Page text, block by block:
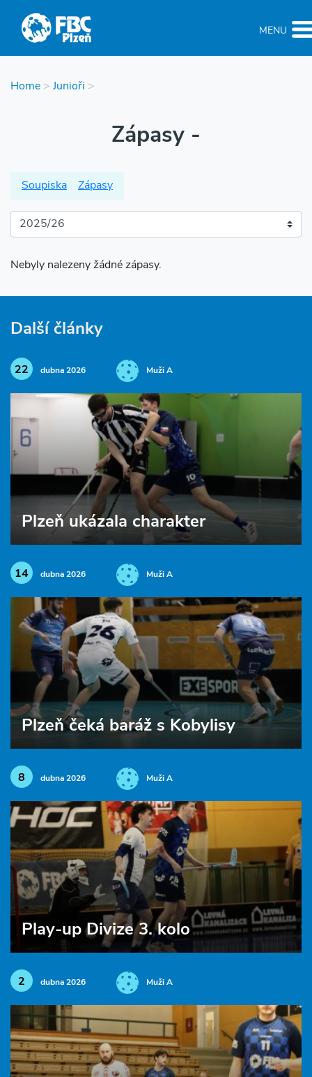
MENU
Home > Junioři >
Zápasy -
Soupiska Zápasy
Nebyly nalezeny žádné zápasy.
Další články
22 dubna 2026 Muži A
Plzeň ukázala charakter
14 dubna 2026 Muži A
Plzeň čeká baráž s Kobylisy
8 dubna 2026 Muži A
Play-up Divize 3. kolo
2 dubna 2026 Muži A